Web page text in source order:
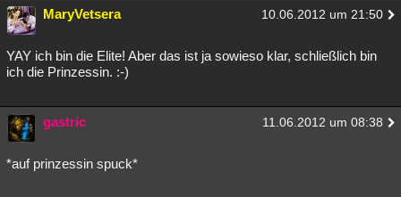
MaryVetsera 10.06.2012 um 21:50
YAY ich bin die Elite! Aber das ist ja sowieso klar, schließlich bin
ich die Prinzessin. :-)
gastric 11.06.2012 um 08:38
*auf prinzessin spuck*